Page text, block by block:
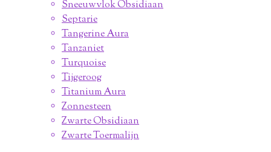
Sneeuwvlok Obsidiaan
Septarie
Tangerine Aura
Tanzaniet
Turquoise
Tijgeroog
Titanium Aura
Zonnesteen
Zwarte Obsidiaan
Zwarte Toermalijn